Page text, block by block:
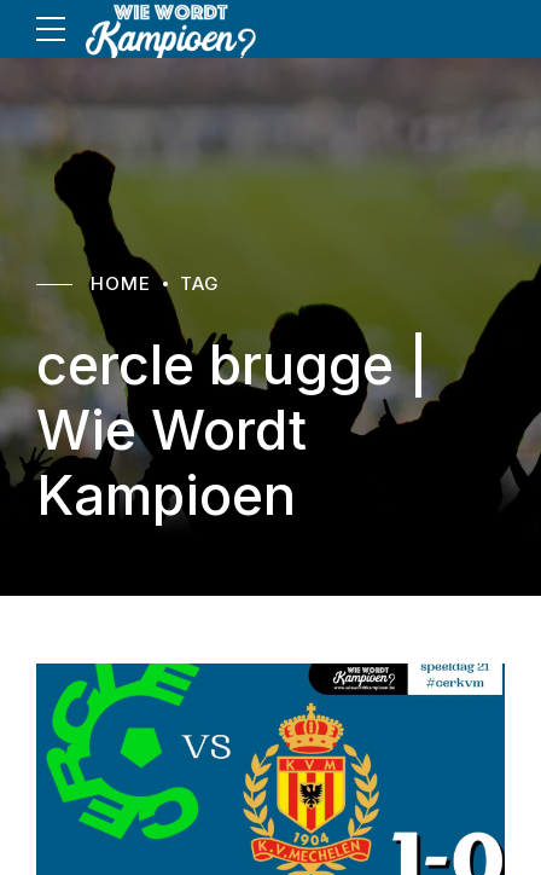
HOME TAG
cercle brugge |
Wie Wordt
Kampioen